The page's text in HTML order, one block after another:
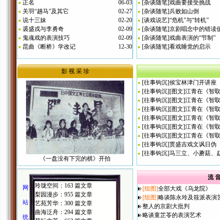
正名
06-03
关羽“趟马”及其它
02-27
说十三妹
02-20
裘盛戎与李勇奇
02-09
鬼魂戏的表演技巧
02-09
昆曲《断桥》学改记
12-30
[杂谈随笔]戏曲要接受挑战
[杂谈随笔]兵败如山倒
[谈戏说艺]“危机”与“转机”
[杂谈随笔]京剧唱念中的错读
[杂谈随笔]戏曲表演的“节制”
[杂谈随笔]看戏睡觉的启示
影 视 采 珍
《一盘没有下完的棋》开拍
[往事钩沉]侯宝林津门开讲座
[往事钩沉][图文]江青在《智
[往事钩沉][图文]江青在《智
[往事钩沉][图文]江青在《智
[往事钩沉][图文]江青在《智
[往事钩沉][图文]江青在《智
[往事钩沉][图文]江青在《智
[往事钩沉]贯盛吉戏文讽日伪
[往事钩沉]马三立、小蘑菇、
网
站
统
玲珑空间：163 篇文章
梨园漫步：955 篇文章
艺苑芳华：300 篇文章
曲海泛舟：294 篇文章
流
[组图]全部大戏《乌龙院》
[组图]略谈陈永玲及筱派表演
整人的京剧大批判
略谈童芷苓的表演艺术